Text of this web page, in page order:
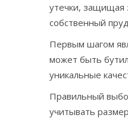
утечки, защищая
собственный
Первым шагом
может быть
уникальные
Правильный
учитывать